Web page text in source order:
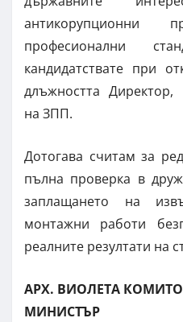
професионални
кандидатствате при
длъжността Директор,
на ЗПП.
Дотогава считам за
пълна проверка в
заплащането на
монтажни работи
реалните резултати на
АРХ. ВИОЛЕТА
МИНИСТЪР